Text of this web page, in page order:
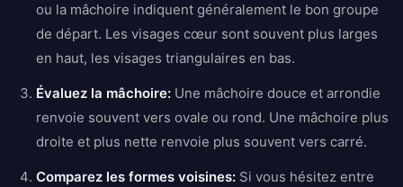
ou la mâchoire indiquent généralement le bon groupe
de départ. Les visages cœur sont souvent plus larges
en haut, les visages triangulaires en bas.
Évaluez la mâchoire: Une mâchoire douce et arrondie
renvoie souvent vers ovale ou rond. Une mâchoire plus
droite et plus nette renvoie plus souvent vers carré.
Comparez les formes voisines: Si vous hésitez entre